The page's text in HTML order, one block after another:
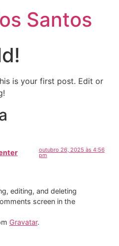
Santos
is your first post. Edit or
outubro 26, 2025 às 4:56
pm
editing, and deleting
screen in the
Gravatar.